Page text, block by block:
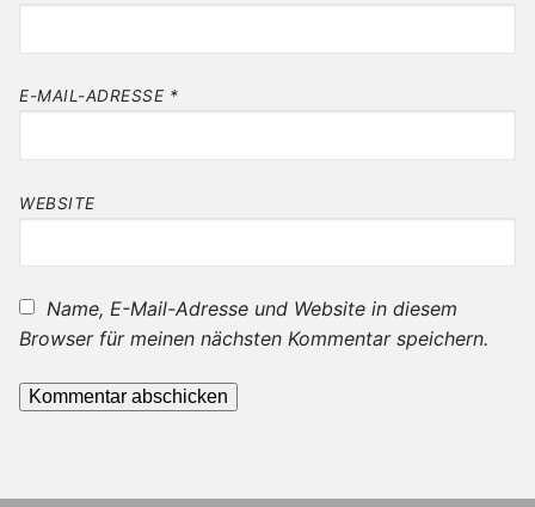
E-MAIL-ADRESSE *
WEBSITE
Name, E-Mail-Adresse und Website in diesem
Browser für meinen nächsten Kommentar speichern.